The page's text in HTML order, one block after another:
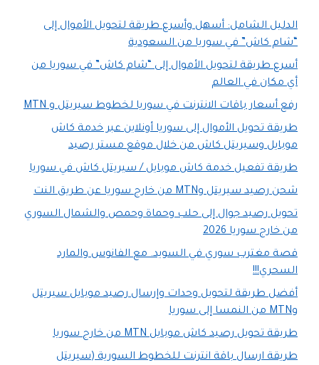
الدليل الشامل: أسهل وأسرع طريقة لتحويل الأموال إلى
“شام كاش” في سوريا من السعودية
أسرع طريقة لتحويل الأموال إلى “شام كاش” في سوريا من
أي مكان في العالم
رفع أسعار باقات الانترنت في سوريا لخطوط سيريتل و MTN
طريقة تحويل الأموال إلى سوريا أونلاين عبر خدمة كاش
موبايل وسيريتل كاش من خلال موقع مستر رصيد
طريقة تفعيل خدمة كاش موبايل / سيريتل كاش في سوريا
شحن رصيد سيريتل وMTN من خارج سوريا عن طريق النت
تحويل رصيد جوال إلى حلب وحماة وحمص والشمال السوري
من خارج سوريا 2026
قصة مغترب سوري في السويد. مع الفانوس والمارد
السحري!!!
أفضل طريقة لتحويل وحدات وإرسال رصيد موبايل سيريتل
وMTN من النمسا إلى سوريا
طريقة تحويل رصيد كاش موبايل MTN من خارج سوريا
طريقة ارسال باقة انترنت للخطوط السورية (سيريتل